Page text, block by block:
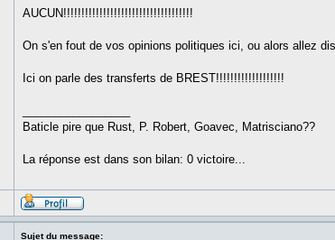
AUCUN!!!!!!!!!!!!!!!!!!!!!!!!!!!!!!!!!!!!
On s'en fout de vos opinions politiques ici, ou alors allez
Ici on parle des transferts de BREST!!!!!!!!!!!!!!!!!!!
Baticle pire que Rust, P. Robert, Goavec, Matrisciano??
La réponse est dans son bilan: 0 victoire...
Sujet du message: